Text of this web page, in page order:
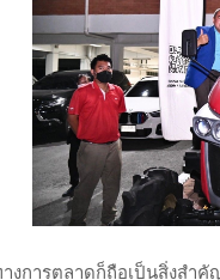
ารตลาดก็ถือเป็นสิ่งสำคัญ